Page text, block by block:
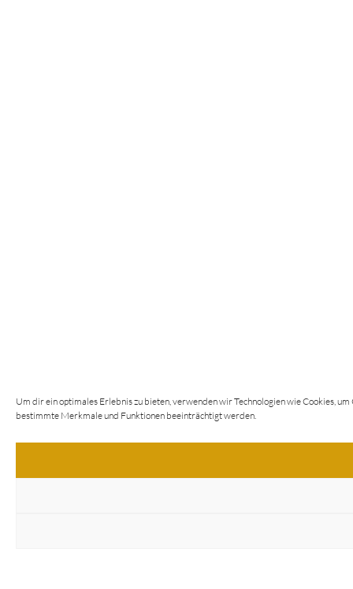
Um dir ein optimales Erlebnis zu bieten, verwenden wir Technologien wie Cookies,
bestimmte Merkmale und Funktionen beeinträchtigt werden.